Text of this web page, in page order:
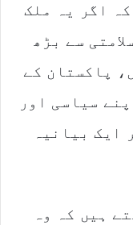
اگر یہ ملک
سے بڑھ
پاکستان کے
سیاسی اور
ایک بیانیہ
ہیں کہ وہ